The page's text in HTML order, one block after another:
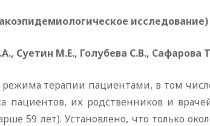
исследование)
Суетин М.Е., Голубева С.В., Сафарова
терапии пациентами, в том
пациентов, их родственников и
59 лет). Установлено, что только